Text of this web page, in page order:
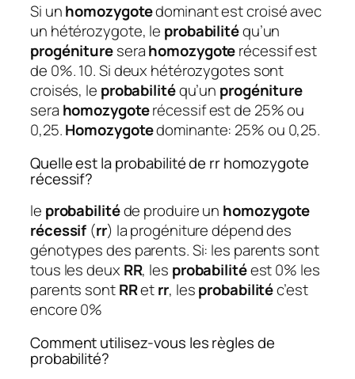
Si unhomozygotedominant est croisé avec
un hétérozygote, le probabilitéqu’un
progénitureserahomozygoterécessif est
de 0%. 10. Si deux hétérozygotes sont
croisés, le probabilitéqu’un progéniture
sera homozygoterécessif est de 25% ou
0,25.Homozygotedominante: 25% ou 0,25.
Quelle est la probabilité de rr homozygote
récessif?
le probabilitéde produire un homozygote
récessif (rr) la progéniture dépend des
génotypes des parents. Si: les parents sont
tous les deux RR, les probabilitéest 0% les
parents sontRRetrr, lesprobabilitéc’est
encore 0%
Comment utilisez-vous les règles de
probabilité?